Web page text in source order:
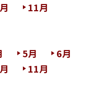
11月
5月
6月
11月